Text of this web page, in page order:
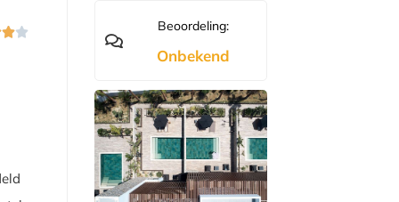
 Beoordeling:
Onbekend